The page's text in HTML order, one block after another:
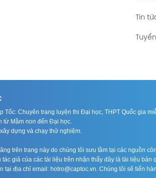
Tin
Tốc: Chuyên trang luyện thi Đại học, THPT Quốc gia
từ Mầm non đến Đại học.
dựng và chạy thử nghiệm.
trên trang này do chúng tôi sưu tầm tại các nguồn
giả của các tài liệu trên nhận thấy đây là tài liệu
tại địa chỉ email: hotro@captoc.vn. Chúng tôi sẽ tiến